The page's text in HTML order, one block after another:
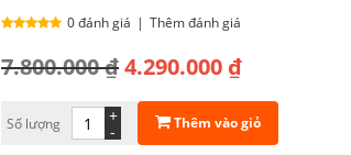
0 đánh giá | Thêm đánh giá
7.800.000₫
Giá
là:
4.290.000 ₫
Giá
tại
Số lượng -
+ Thêm vào giỏ